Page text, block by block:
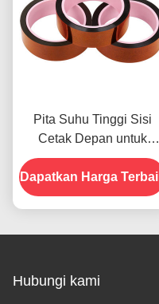
Pita Suhu Tinggi Sisi
Cetak Depan untuk
Produk Dalam Stok
Dapatkan Harga
Hubungi kami